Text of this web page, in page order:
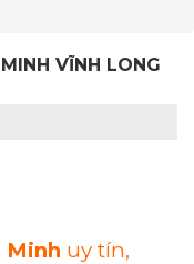
VĨNH LONG
Minh uy tín,